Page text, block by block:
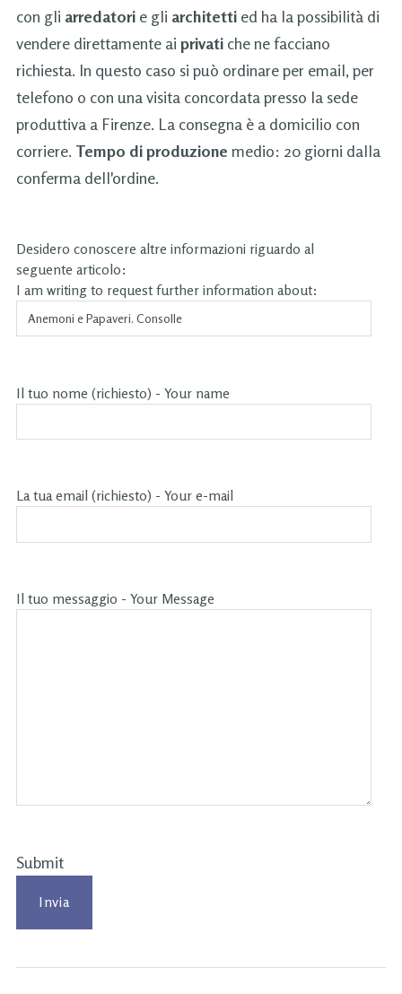
con gli arredatori e gli architetti ed ha la possibilità di
vendere direttamente ai privati che ne facciano
richiesta. In questo caso si può ordinare per email, per
telefono o con una visita concordata presso la sede
produttiva a Firenze. La consegna è a domicilio con
corriere. Tempo di produzione medio: 20 giorni dalla
conferma dell'ordine.
Desidero conoscere altre informazioni riguardo al
seguente articolo:
I am writing to request further information about:
Il tuo nome (richiesto) - Your name
La tua email (richiesto) - Your e-mail
Il tuo messaggio - Your Message
Submit